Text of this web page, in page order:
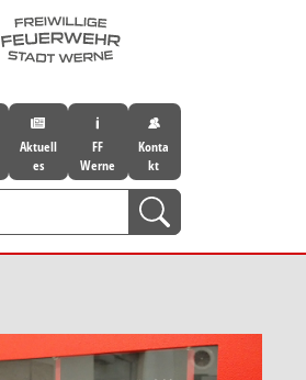
Aktuell
es
FF
Werne
Konta
kt